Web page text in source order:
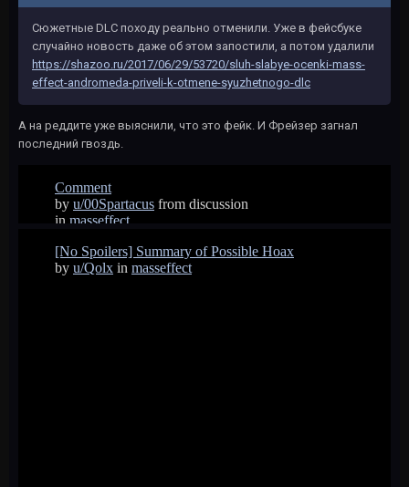
Сюжетные DLC походу реально отменили. Уже в фейсбуке
случайно новость даже об этом запостили, а потом удалили
https://shazoo.ru/2017/06/29/53720/sluh-slabye-ocenki-mass-
effect-andromeda-priveli-k-otmene-syuzhetnogo-dlc
А на реддите уже выяснили, что это фейк. И Фрейзер загнал
последний гвоздь.